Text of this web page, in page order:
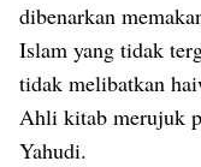
dibenarkan
Islam yang tidak
tidak melibatkan
Ahli kitab merujuk
Yahudi.